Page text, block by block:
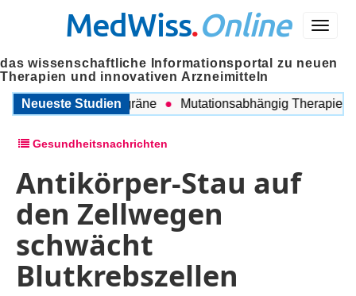
Menü
MedWiss.Online
das wissenschaftliche Informationsportal zu neuen
Therapien und innovativen Arzneimitteln
Neueste Studien
COPD und Migräne Mutationsabhängig Therapie
Gesundheitsnachrichten
Antikörper-Stau auf
den Zellwegen
schwächt
Blutkrebszellen